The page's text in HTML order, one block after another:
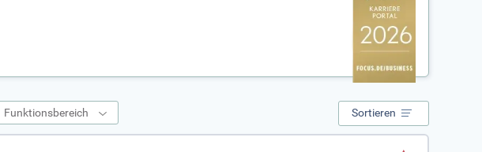
Funktionsbereich Sortieren